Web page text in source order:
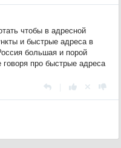
чтобы в адресной
и быстрые адреса в
большая и порой
говоря про быстрые адреса